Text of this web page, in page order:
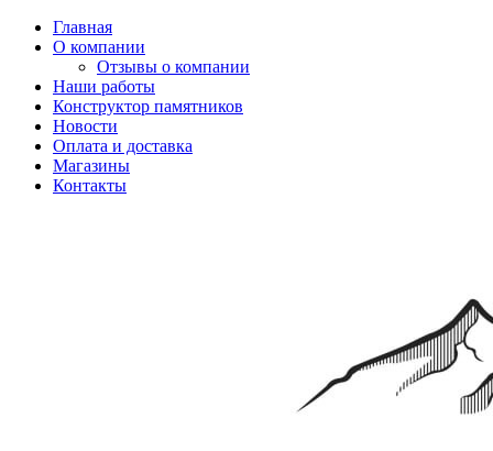
Главная
О компании
Отзывы о компании
Наши работы
Конструктор памятников
Новости
Оплата и доставка
Магазины
Контакты